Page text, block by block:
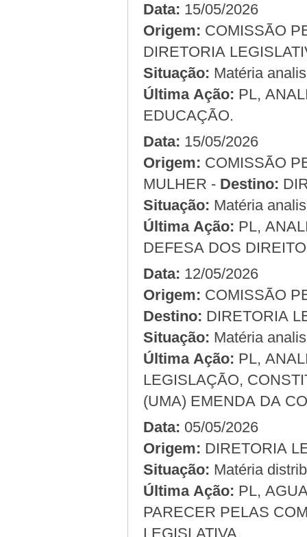
Data: 15/05/2026
Origem:
DIRETORIA
Situação: Matéria
Última Ação: PL,
EDUCAÇÃO.
Data: 15/05/2026
Origem:
MULHER - Destino:
Situação: Matéria
Última Ação: PL,
DEFESA DOS
Data: 12/05/2026
Origem:
Destino: DIRETORIA
Situação: Matéria
Última Ação: PL,
LEGISLAÇÃO,
(UMA) EMENDA DA
Data: 05/05/2026
Origem:
Situação: Matéria
Última Ação: PL,
PARECER PELAS
LEGISLATIVA.